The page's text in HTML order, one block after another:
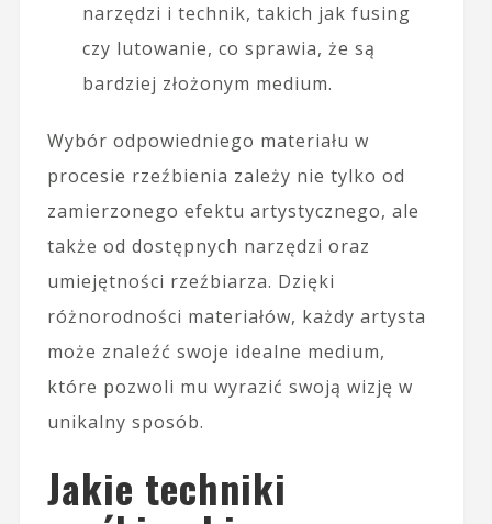
narzędzi i technik, takich jak fusing
czy lutowanie, co sprawia, że są
bardziej złożonym medium.
Wybór odpowiedniego materiału w
procesie rzeźbienia zależy nie tylko od
zamierzonego efektu artystycznego, ale
także od dostępnych narzędzi oraz
umiejętności rzeźbiarza. Dzięki
różnorodności materiałów, każdy artysta
może znaleźć swoje idealne medium,
które pozwoli mu wyrazić swoją wizję w
unikalny sposób.
Jakie techniki